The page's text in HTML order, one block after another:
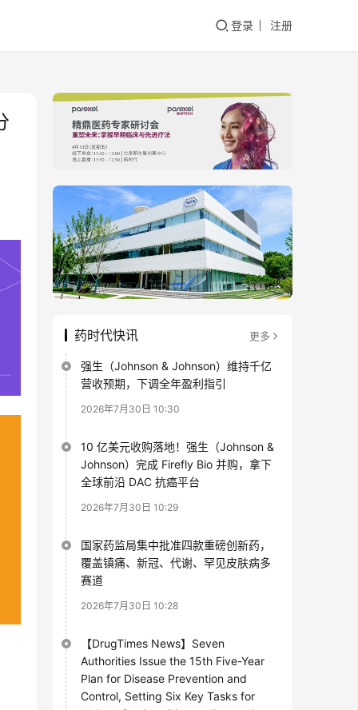
登录 注册
药时代快讯 更多
强生（Johnson & Johnson）维持千亿
营收预期，下调全年盈利指引
2026年7月30日 10:30
10 亿美元收购落地！强生（Johnson &
Johnson）完成 Firefly Bio 并购，拿下
全球前沿 DAC 抗癌平台
2026年7月30日 10:29
国家药监局集中批准四款重磅创新药，
覆盖镇痛、新冠、代谢、罕见皮肤病多
赛道
2026年7月30日 10:28
【DrugTimes News】Seven
Authorities Issue the 15th Five-Year
Plan for Disease Prevention and
Control, Setting Six Key Tasks for